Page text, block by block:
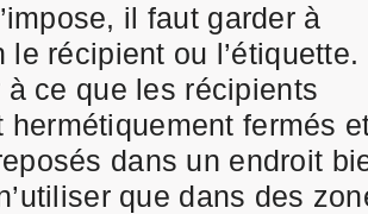
il faut garder à
le récipient ou l’étiquette.
ce que les récipients
hermétiquement fermés
dans un endroit
que dans des